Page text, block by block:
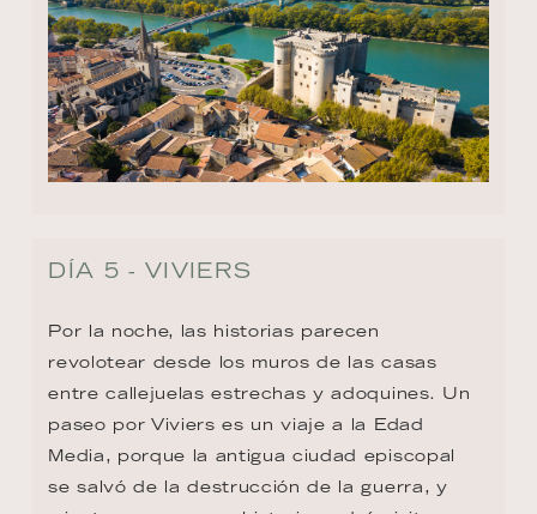
DÍA 5 - VIVIERS
Por la noche, las historias parecen
revolotear desde los muros de las casas
entre callejuelas estrechas y adoquines. Un
paseo por Viviers es un viaje a la Edad
Media, porque la antigua ciudad episcopal
se salvó de la destrucción de la guerra, y